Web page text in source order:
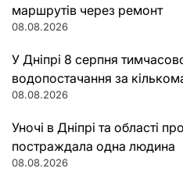
маршрутів через ремонт
08.08.2026
У Дніпрі 8 серпня
водопостачання за
08.08.2026
Уночі в Дніпрі та області
постраждала одна людина
08.08.2026